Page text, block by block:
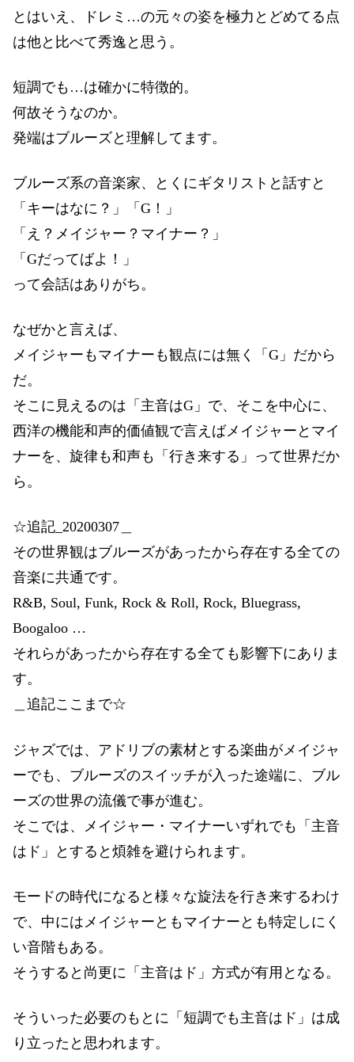
とはいえ、ドレミ…の元々の姿を極力とどめてる点
は他と比べて秀逸と思う。
短調でも…は確かに特徴的。
何故そうなのか。
発端はブルーズと理解してます。
ブルーズ系の音楽家、とくにギタリストと話すと
「キーはなに？」「G！」
「え？メイジャー？マイナー？」
「Gだってばよ！」
って会話はありがち。
なぜかと言えば、
メイジャーもマイナーも観点には無く「G」だから
だ。
そこに見えるのは「主音はG」で、そこを中心に、
西洋の機能和声的価値観で言えばメイジャーとマイ
ナーを、旋律も和声も「行き来する」って世界だか
ら。
☆追記_20200307＿
その世界観はブルーズがあったから存在する全ての
音楽に共通です。
R&B, Soul, Funk, Rock & Roll, Rock, Bluegrass,
Boogaloo …
それらがあったから存在する全ても影響下にありま
す。
＿追記ここまで☆
ジャズでは、アドリブの素材とする楽曲がメイジャ
ーでも、ブルーズのスイッチが入った途端に、ブル
ーズの世界の流儀で事が進む。
そこでは、メイジャー・マイナーいずれでも「主音
はド」とすると煩雑を避けられます。
モードの時代になると様々な旋法を行き来するわけ
で、中にはメイジャーともマイナーとも特定しにく
い音階もある。
そうすると尚更に「主音はド」方式が有用となる。
そういった必要のもとに「短調でも主音はド」は成
り立ったと思われます。